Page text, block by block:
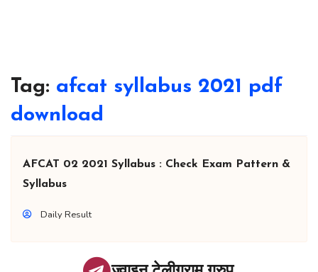
Tag: afcat syllabus 2021 pdf
download
AFCAT 02 2021 Syllabus : Check Exam Pattern &
Syllabus
Daily Result